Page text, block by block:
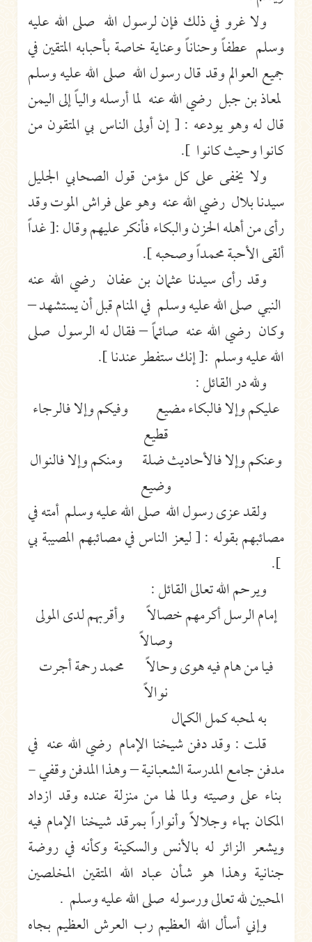
ولا غرو في ذلك فإن لرسول الله صلى الله عليه
وسلم عطفاً وحناناً وعناية خاصة بأحبابه المتقين في
جميع العوالم وقد قال رسول الله صلى الله عليه وسلم
لمعاذ بن جبل رضي الله عنه لما أرسله والياً إلى اليمن
قال له وهو يودعه : [ إن أولى الناس بي المتقون من
كانوا وحيث كانوا ].
ولا يخفى على كل مؤمن قول الصحابي الجليل
سيدنا بلال رضي الله عنه وهو على فراش الموت وقد
رأى من أهله الحزن والبكاء فأنكر عليهم وقال :[ غداً
ألقى الأحبة محمداً وصحبه ].
وقد رأى سيدنا عثمان بن عفان رضي الله عنه
النبي صلى الله عليه وسلم في المنام قبل أن يستشهد –
وكان رضي الله عنه صائماً – فقال له الرسول صلى
الله عليه وسلم :[ إنك ستفطر عندنا ].
ولله در القائل :
عليكم وإلا فالبكاء مضيع وفيكم وإلا فالرجاء
قطيع
وعنكم وإلا فالأحاديث ضلة ومنكم وإلا فالنوال
وضيع
ولقد عزى رسول الله صلى الله عليه وسلم أمته في
مصائبهم بقوله : [ ليعز الناس في مصائبهم المصيبة بي
].
ويرحم الله تعالى القائل :
إمام الرسل أكرمهم خصالاً وأقربهم لدى المولى
وصالاً
فيا من هام فيه هوى وحالاً محمد رحمة أجرت
نوالاً
به لمحبه كمل الكمال
قلت : وقد دفن شيخنا الإمام رضي الله عنه في
مدفن جامع المدرسة الشعبانية – وهذا المدفن وقفي -
بناء على وصيته ولما لها من منزلة عنده وقد ازداد
المكان بهاء وجلالاً وأنواراً بمرقد شيخنا الإمام فيه
ويشعر الزائر له بالأنس والسكينة وكأنه في روضة
جنانية وهذا هو شأن عباد الله المتقين المخلصين
المحبين لله تعالى ورسوله صلى الله عليه وسلم .
وإني أسأل الله العظيم رب العرش العظيم بجاه